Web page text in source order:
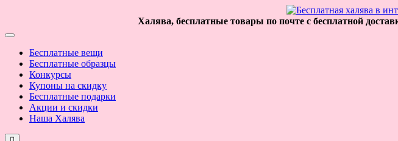
Халява, бесплатные товары по почте с бесплатной
Бесплатные вещи
Бесплатные образцы
Конкурсы
Купоны на скидку
Бесплатные подарки
Акции и скидки
Наша Халява